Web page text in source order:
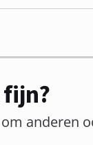
anderen